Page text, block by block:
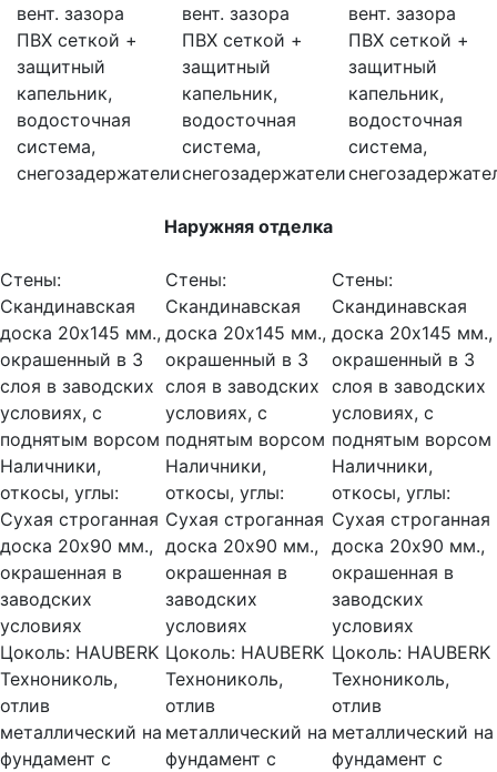
вент. зазора
ПВХ сеткой +
защитный
капельник,
водосточная
система,
снегозадержатели
вент. зазора
ПВХ сеткой +
защитный
капельник,
водосточная
система,
снегозадержатели
вент. зазора
ПВХ сеткой +
защитный
капельник,
водосточная
система,
Наружняя отделка
Стены:
Скандинавская
доска 20х145 мм.,
окрашенный в 3
слоя в заводских
условиях, с
поднятым ворсом
Наличники,
откосы, углы:
Сухая строганная
доска 20х90 мм.,
окрашенная в
заводских
условиях
Цоколь: HAUBERK
Технониколь,
отлив
металлический на
фундамент с
Стены:
Скандинавская
доска 20х145 мм.,
окрашенный в 3
слоя в заводских
условиях, с
поднятым ворсом
Наличники,
откосы, углы:
Сухая строганная
доска 20х90 мм.,
окрашенная в
заводских
условиях
Цоколь: HAUBERK
Технониколь,
отлив
металлический на
фундамент с
Стены:
Скандинавская
доска 20х145 мм.,
окрашенный в 3
слоя в заводских
условиях, с
поднятым ворсом
Наличники,
откосы, углы:
Сухая строганная
доска 20х90 мм.,
окрашенная в
заводских
условиях
Цоколь:HAUBERK
Технониколь,
отлив
металлический на
фундамент с